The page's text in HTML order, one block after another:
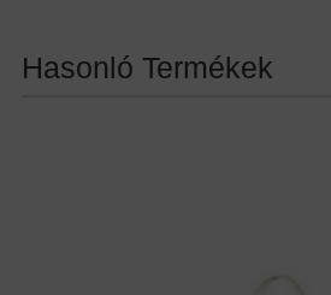
Hasonló Termékek